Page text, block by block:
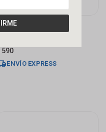
Para Tubo
590
ENVÍO EXPRESS